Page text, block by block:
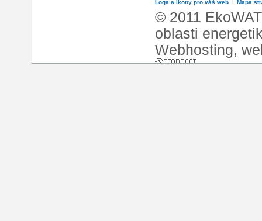
Loga a ikony pro váš web Mapa
© 2011
oblasti
Webhosting,